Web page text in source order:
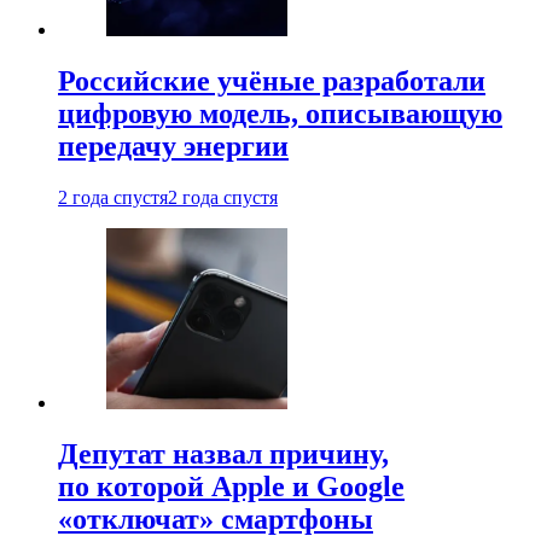
Российские учёные разработали
цифровую модель, описывающую
передачу энергии
2 года спустя2 года спустя
Депутат назвал причину,
по которой Apple и Google
«отключат» смартфоны